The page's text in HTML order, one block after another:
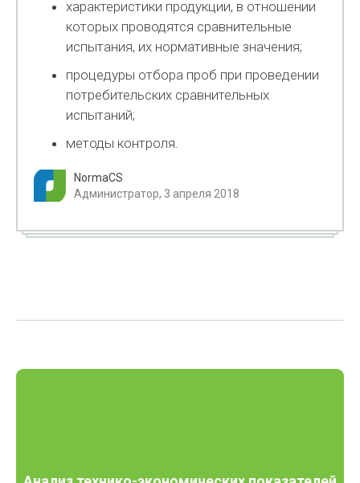
характеристики продукции, в отношении
которых проводятся сравнительные
испытания, их нормативные значения;
процедуры отбора проб при проведении
потребительских сравнительных
испытаний;
методы контроля.
NormaCS
Администратор, 3 апреля 2018